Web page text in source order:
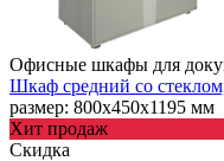
Офисные шкафы для
Шкаф средний со
размер: 800х450х1195 мм
Хит продаж
Скидка